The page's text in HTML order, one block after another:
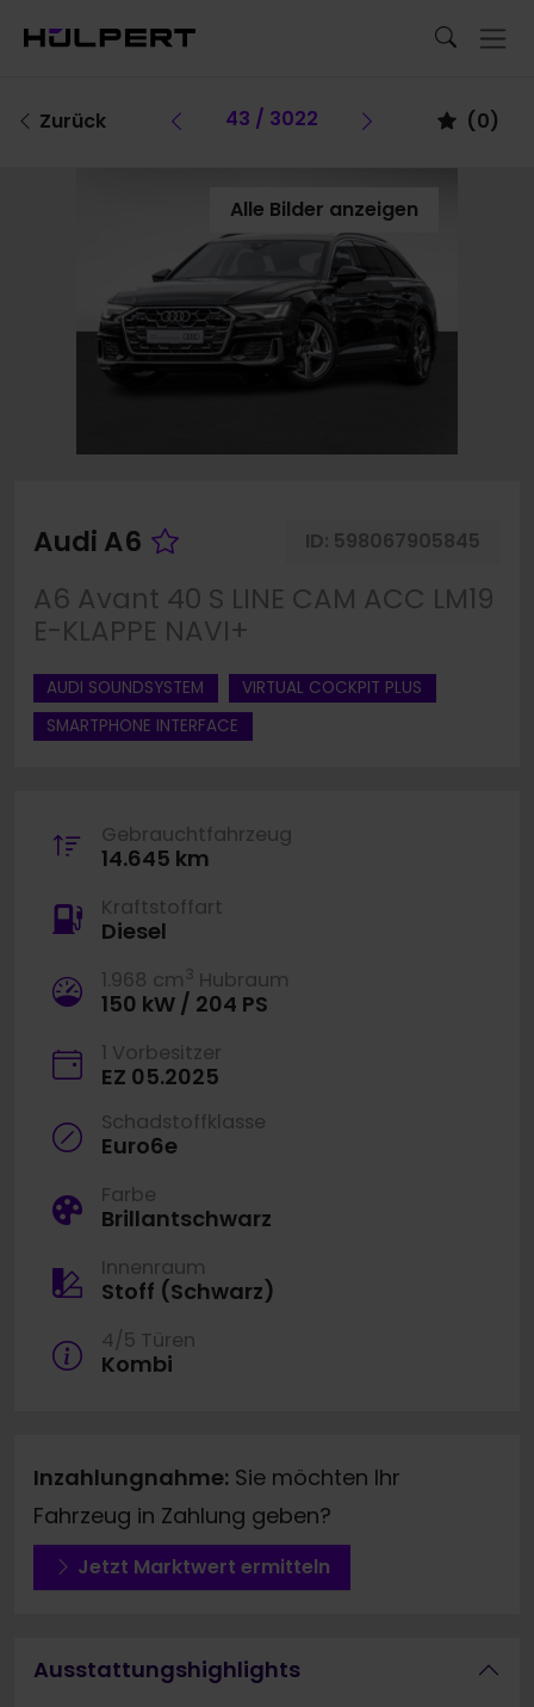
Zurück Vorheriges Fahrzeug
43 / 3022 Vorheriges
(0)
Alle Bilder anzeigen
Audi A6 Fahrzeug merken
ID: 598067905845
A6 Avant 40 S LINE CAM ACC LM19
E-KLAPPE NAVI+
AUDI SOUNDSYSTEM
VIRTUAL COCKPIT PLUS
SMARTPHONE INTERFACE
Gebrauchtfahrzeug
14.645 km
Kraftstoffart
Diesel
1.968 cm 3 Hubraum
150 kW / 204 PS
1 Vorbesitzer
EZ 05.2025
Schadstoffklasse
Euro6e
Farbe
Brillantschwarz
Innenraum
Stoff (Schwarz)
4/5 Türen
Kombi
Inzahlungnahme: Sie möchten Ihr
Fahrzeug in Zahlung geben?
Jetzt Marktwert ermitteln
Ausstattungshighlights